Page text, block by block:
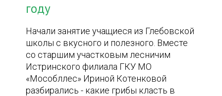
году
Начали занятие учащиеся из Глебовской
школы с вкусного и полезного. Вместе
со старшим участковым лесничим
Истринского филиала ГКУ МО
«Мособллес» Ириной Котенковой
разбирались - какие грибы класть в